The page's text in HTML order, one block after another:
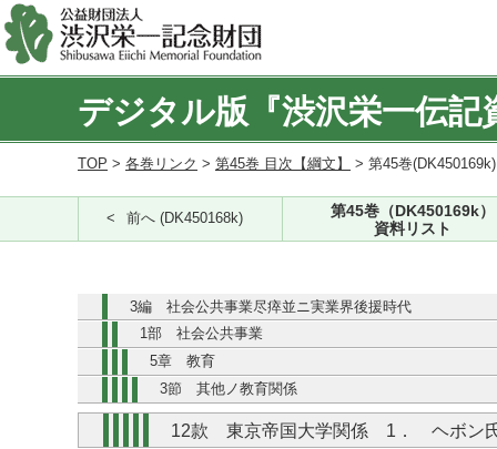
デジタル版『渋沢栄一伝記
TOP > 各巻リンク > 第45巻 目次【綱文】 > 第45巻
前へ (DK450168k)
第45巻（DK450169k）
資料リスト
3編 社会公共事業尽瘁並ニ実業界後援時代
1部 社会公共事業
5章 教育
3節 其他ノ教育関係
12款 東京帝国大学関係 1． ヘボン